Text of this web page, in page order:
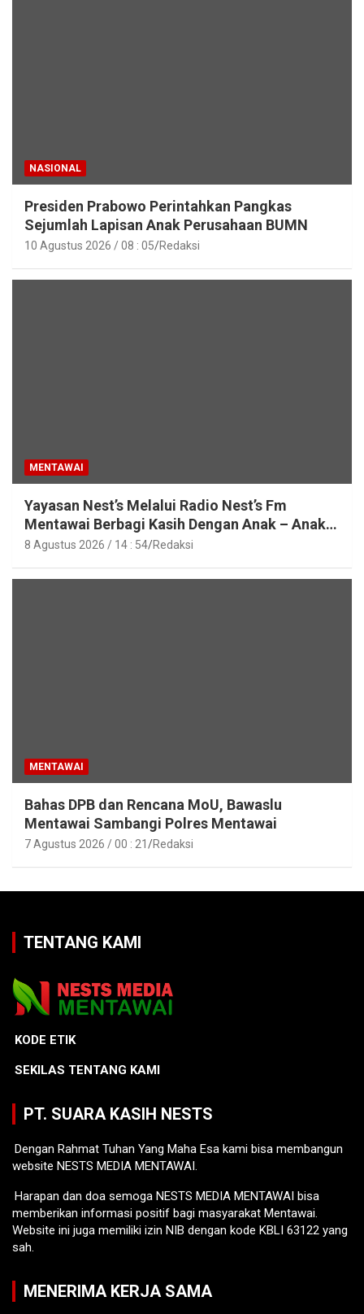
NASIONAL
Presiden Prabowo Perintahkan Pangkas
Sejumlah Lapisan Anak Perusahaan BUMN
10 Agustus 2026 / 08 : 05 Redaksi
MENTAWAI
Yayasan Nest’s Melalui Radio Nest’s Fm
Mentawai Berbagi Kasih Dengan Anak – Anak
Asrama SMAN 2 Sipora
8 Agustus 2026 / 14 : 54 Redaksi
MENTAWAI
Bahas DPB dan Rencana MoU, Bawaslu
Mentawai Sambangi Polres Mentawai
7 Agustus 2026 / 00 : 21 Redaksi
TENTANG KAMI
KODE ETIK
SEKILAS TENTANG KAMI
PT. SUARA KASIH NESTS
Dengan Rahmat Tuhan Yang Maha Esa kami bisa membangun
website NESTS MEDIA MENTAWAI.
Harapan dan doa semoga NESTS MEDIA MENTAWAI bisa
memberikan informasi positif bagi masyarakat Mentawai.
Website ini juga memiliki izin NIB dengan kode KBLI 63122 yang
sah.
MENERIMA KERJA SAMA